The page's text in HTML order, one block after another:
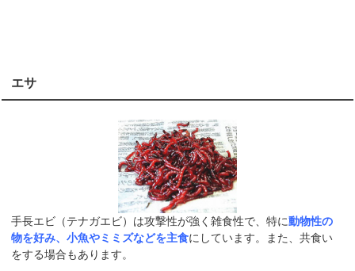
エサ
手長エビ（テナガエビ）は攻撃性が強く雑食性で、特に動物性の
物を好み、小魚やミミズなどを主食にしています。また、共食い
をする場合もあります。